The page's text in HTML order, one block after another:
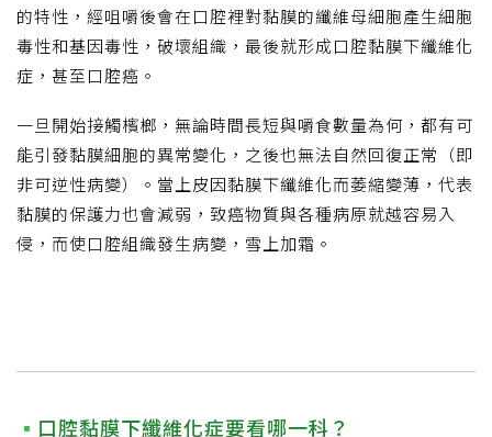
的特性，經咀嚼後會在口腔裡對黏膜的纖維母細胞產生細胞
毒性和基因毒性，破壞組織，最後就形成口腔黏膜下纖維化
症，甚至口腔癌。
一旦開始接觸檳榔，無論時間長短與嚼食數量為何，都有可
能引發黏膜細胞的異常變化，之後也無法自然回復正常（即
非可逆性病變）。當上皮因黏膜下纖維化而萎縮變薄，代表
黏膜的保護力也會減弱，致癌物質與各種病原就越容易入
侵，而使口腔組織發生病變，雪上加霜。
口腔黏膜下纖維化症要看哪一科？